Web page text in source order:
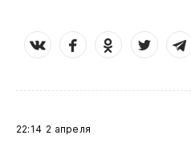
22:14 2 апреля